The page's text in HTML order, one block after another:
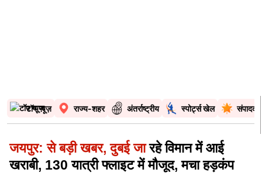
टॉप न्यूज़ राज्य-शहर अंतर्राष्ट्रीय स्पोर्ट्स खेल
जयपुर: से बड़ी खबर, दुबई जारहे विमान में आई
खराबी, 130 यात्री फ्लाइट में मौजूद, मचा हड़कंप